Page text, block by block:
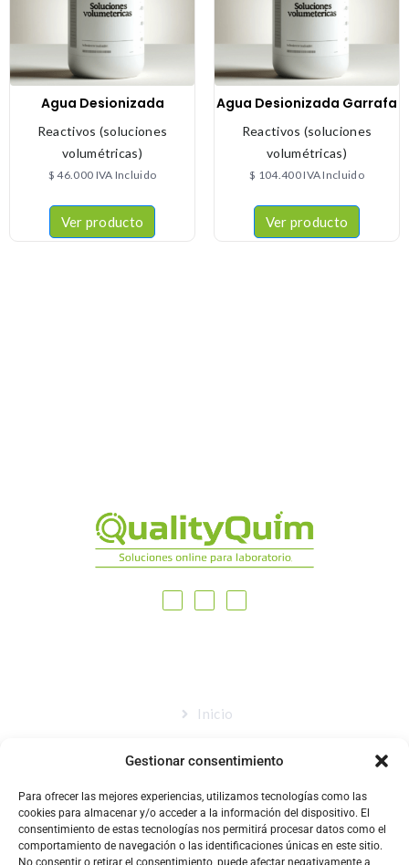
Gestionar consentimiento
Para ofrecer las mejores experiencias, utilizamos tecnologías como las
cookies para almacenar y/o acceder a la información del dispositivo. El
consentimiento de estas tecnologías nos permitirá procesar datos como el
comportamiento de navegación o las identificaciones únicas en este sitio.
No consentir o retirar el consentimiento, puede afectar negativamente a
Agua Desionizada
Reactivos (soluciones
volumétricas)
$ 46.000 IVA Incluido
Ver producto
Agua Desionizada Garrafa
Reactivos (soluciones
volumétricas)
$ 104.400IVA Incluido
Ver producto
Inicio
Catálogo
Blog